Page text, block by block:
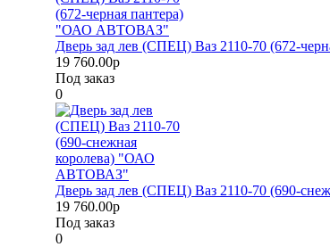
Дверь зад лев (СПЕЦ) Ваз 2110-70 (672-
19 760.00р
Под заказ
0
Дверь зад лев (СПЕЦ) Ваз 2110-70 (690-
19 760.00р
Под заказ
0